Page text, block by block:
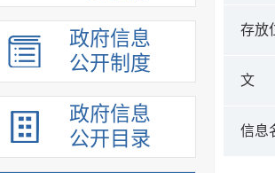
政府信息
公开制度
政府信息
公开目录
存放
文
信息